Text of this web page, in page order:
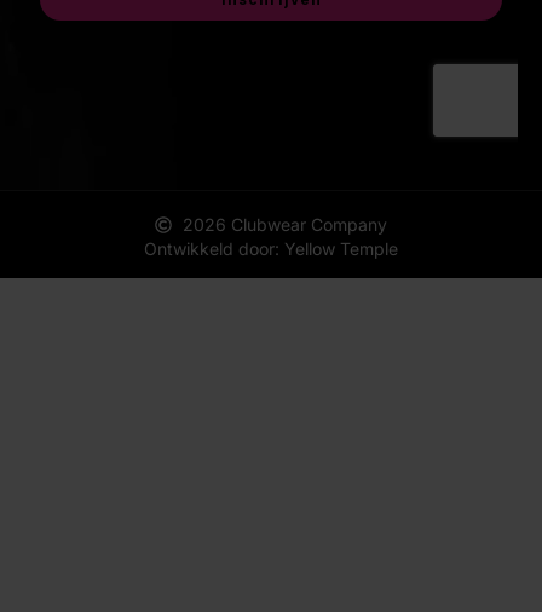
2026 Clubwear Company
Ontwikkeld door: Yellow Temple